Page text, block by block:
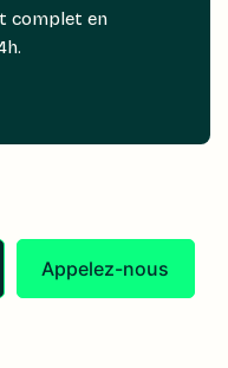
complet en
Appelez-nous